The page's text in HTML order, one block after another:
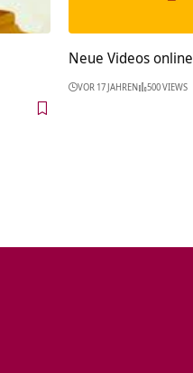
Neue Videos online
VOR 17 JAHREN 500 VIEWS